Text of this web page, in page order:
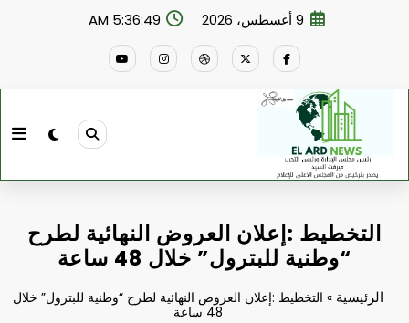
9 أغسطس، 2026 5:36:50 AM
التخطيط :إعلان العروض النهائية لطرح
“وطنية للبترول” خلال 48 ساعة
الرئيسية » التخطيط :إعلان العروض النهائية لطرح “وطنية للبترول” خلال
48 ساعة